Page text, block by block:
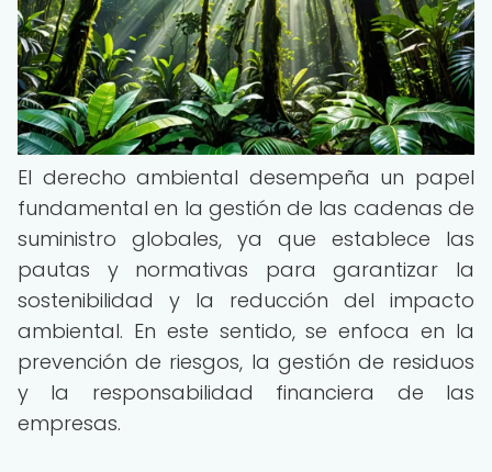
El derecho ambiental desempeña un papel
fundamental en la gestión de las cadenas de
suministro globales, ya que establece las
pautas y normativas para garantizar la
sostenibilidad y la reducción del impacto
ambiental. En este sentido, se enfoca en la
prevención de riesgos, la gestión de residuos
y la responsabilidad financiera de las
empresas.